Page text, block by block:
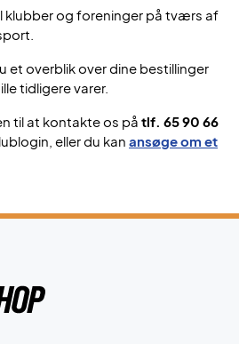
klubber og foreninger på tværs af
et overblik over dine bestillinger
tidligere varer.
til at kontakte os på tlf. 65 90 66
eller du kan ansøge om et